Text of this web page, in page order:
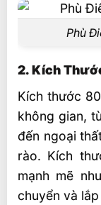
Phù
2. Kích
Kích thước
không gian,
đến ngoại
rào. Kích
mạnh mẽ
chuyển và